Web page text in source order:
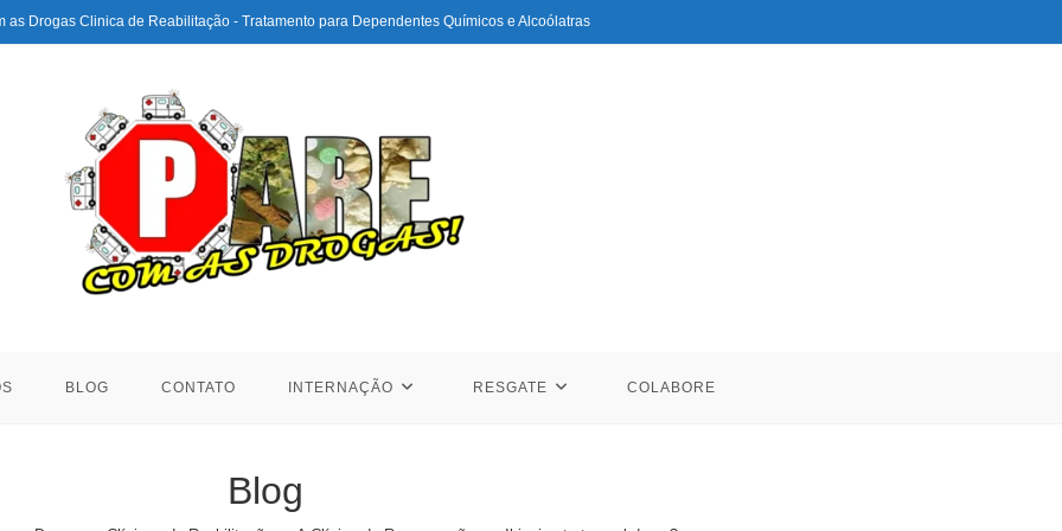
as Drogas Clinica de Reabilitação - Tratamento para Dependentes Químicos e Alcoólatras
BLOG CONTATO INTERNAÇÃO RESGATE COLABORE
Blog